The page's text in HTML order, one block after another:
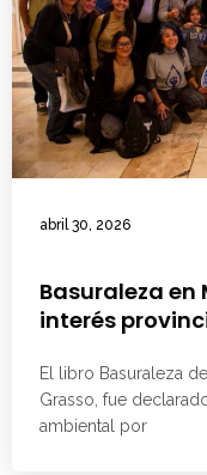
abril 30, 2026
Basuraleza
interés
El libro Basuraleza
Grasso, fue
ambiental por